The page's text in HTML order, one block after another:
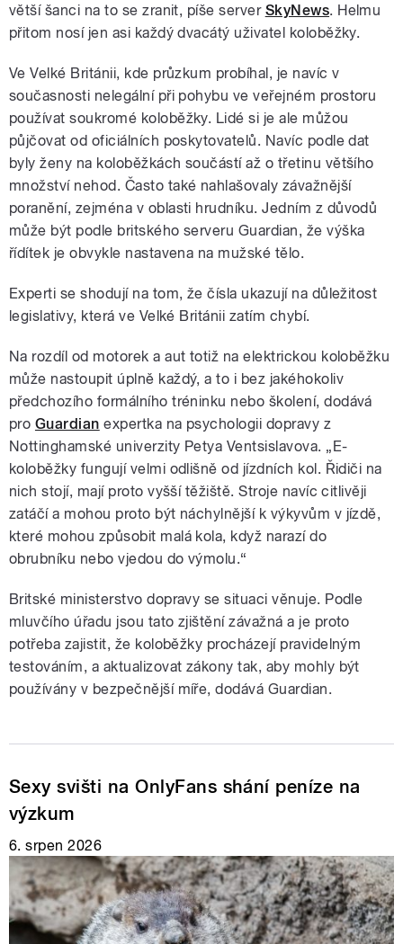
větší šanci na to se zranit, píše server SkyNews. Helmu
přitom nosí jen asi každý dvacátý uživatel koloběžky.
Ve Velké Británii, kde průzkum probíhal, je navíc v
současnosti nelegální při pohybu ve veřejném prostoru
používat soukromé koloběžky. Lidé si je ale můžou
půjčovat od oficiálních poskytovatelů. Navíc podle dat
byly ženy na koloběžkách součástí až o třetinu většího
množství nehod. Často také nahlašovaly závažnější
poranění, zejména v oblasti hrudníku. Jedním z důvodů
může být podle britského serveru Guardian, že výška
řídítek je obvykle nastavena na mužské tělo.
Experti se shodují na tom, že čísla ukazují na důležitost
legislativy, která ve Velké Británii zatím chybí.
Na rozdíl od motorek a aut totiž na elektrickou koloběžku
může nastoupit úplně každý, a to i bez jakéhokoliv
předchozího formálního tréninku nebo školení, dodává
pro Guardian expertka na psychologii dopravy z
Nottinghamské univerzity Petya Ventsislavova. „E-
koloběžky fungují velmi odlišně od jízdních kol. Řidiči na
nich stojí, mají proto vyšší těžiště. Stroje navíc citlivěji
zatáčí a mohou proto být náchylnější k výkyvům v jízdě,
které mohou způsobit malá kola, když narazí do
obrubníku nebo vjedou do výmolu.“
Britské ministerstvo dopravy se situaci věnuje. Podle
mluvčího úřadu jsou tato zjištění závažná a je proto
potřeba zajistit, že koloběžky procházejí pravidelným
testováním, a aktualizovat zákony tak, aby mohly být
používány v bezpečnější míře, dodává Guardian.
Sexy svišti na OnlyFans shání peníze na
výzkum
6. srpen 2026